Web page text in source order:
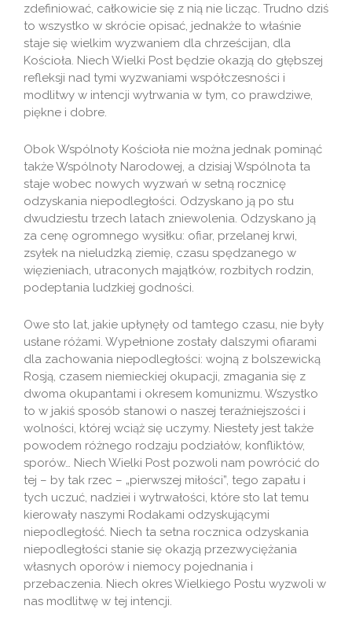
zdefiniować, całkowicie się z nią nie licząc. Trudno dziś
to wszystko w skrócie opisać, jednakże to właśnie
staje się wielkim wyzwaniem dla chrześcijan, dla
Kościoła. Niech Wielki Post będzie okazją do głębszej
refleksji nad tymi wyzwaniami współczesności i
modlitwy w intencji wytrwania w tym, co prawdziwe,
piękne i dobre.
Obok Wspólnoty Kościoła nie można jednak pominąć
także Wspólnoty Narodowej, a dzisiaj Wspólnota ta
staje wobec nowych wyzwań w setną rocznicę
odzyskania niepodległości. Odzyskano ją po stu
dwudziestu trzech latach zniewolenia. Odzyskano ją
za cenę ogromnego wysiłku: ofiar, przelanej krwi,
zsyłek na nieludzką ziemię, czasu spędzanego w
więzieniach, utraconych majątków, rozbitych rodzin,
podeptania ludzkiej godności.
Owe sto lat, jakie upłynęły od tamtego czasu, nie były
usłane różami. Wypełnione zostały dalszymi ofiarami
dla zachowania niepodległości: wojną z bolszewicką
Rosją, czasem niemieckiej okupacji, zmagania się z
dwoma okupantami i okresem komunizmu. Wszystko
to w jakiś sposób stanowi o naszej teraźniejszości i
wolności, której wciąż się uczymy. Niestety jest także
powodem różnego rodzaju podziałów, konfliktów,
sporów… Niech Wielki Post pozwoli nam powrócić do
tej – by tak rzec – „pierwszej miłości”, tego zapału i
tych uczuć, nadziei i wytrwałości, które sto lat temu
kierowały naszymi Rodakami odzyskującymi
niepodległość. Niech ta setna rocznica odzyskania
niepodległości stanie się okazją przezwyciężania
własnych oporów i niemocy pojednania i
przebaczenia. Niech okres Wielkiego Postu wyzwoli w
nas modlitwę w tej intencji.